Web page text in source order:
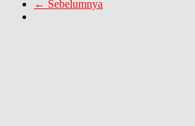
← Sebelumnya